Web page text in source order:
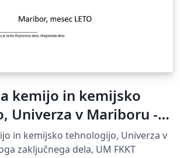
kemijo in kemijsko
Univerza v Mariboru -
dela
in kemijsko tehnologijo, Univerza v
zaključnega dela, UM FKKT